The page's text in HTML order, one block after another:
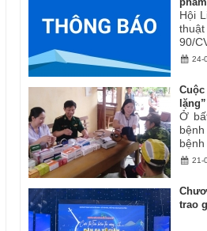
Hội
90/
24-
Ở
bệnh
21-
trao